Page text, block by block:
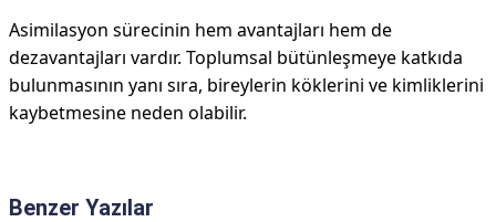
Asimilasyon sürecinin hem avantajları hem de
dezavantajları vardır. Toplumsal bütünleşmeye katkıda
bulunmasının yanı sıra, bireylerin köklerini ve kimliklerini
kaybetmesine neden olabilir.
Benzer Yazılar